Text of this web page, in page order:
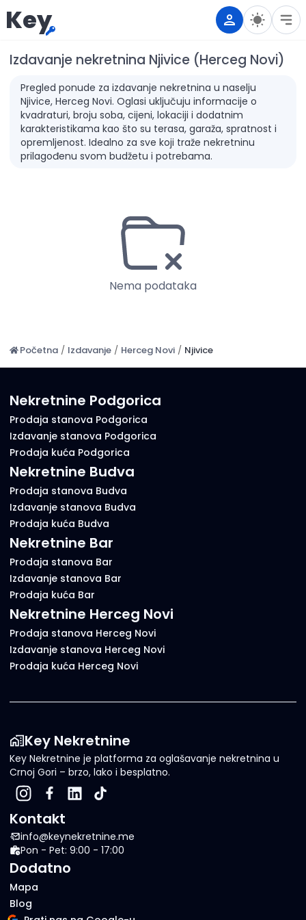
Key
Izdavanje nekretnina Njivice (Herceg Novi)
Pregled ponude za izdavanje nekretnina u naselju
Njivice, Herceg Novi. Oglasi uključuju informacije o
kvadraturi, broju soba, cijeni, lokaciji i dodatnim
karakteristikama kao što su terasa, garaža, spratnost i
opremljenost. Idealno za sve koji traže nekretninu
prilagođenu svom budžetu i potrebama.
Nema podataka
Početna / Izdavanje / Herceg Novi / Njivice
Nekretnine Podgorica
Prodaja stanova Podgorica
Izdavanje stanova Podgorica
Prodaja kuća Podgorica
Nekretnine Budva
Prodaja stanova Budva
Izdavanje stanova Budva
Prodaja kuća Budva
Nekretnine Bar
Prodaja stanova Bar
Izdavanje stanova Bar
Prodaja kuća Bar
Nekretnine Herceg Novi
Prodaja stanova Herceg Novi
Izdavanje stanova Herceg Novi
Prodaja kuća Herceg Novi
Key Nekretnine
Key Nekretnine je platforma za oglašavanje nekretnina u
Crnoj Gori – brzo, lako i besplatno.
Kontakt
info@keynekretnine.me
Pon - Pet: 9:00 - 17:00
Dodatno
Mapa
Blog